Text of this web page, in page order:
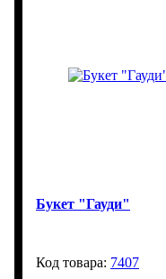
Букет "Гауди"
7407